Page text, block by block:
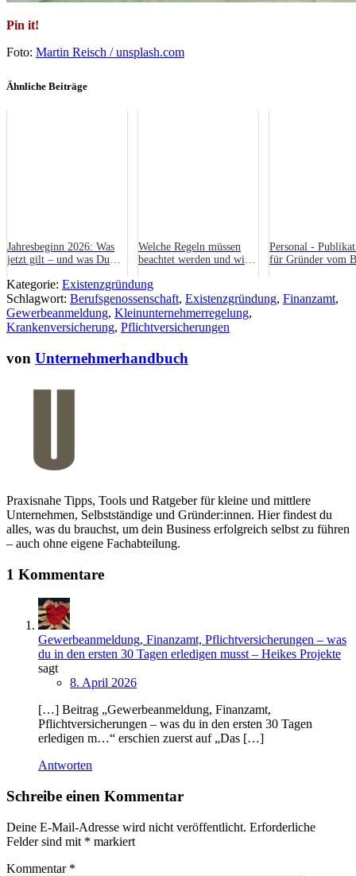
Pin it!
Foto: Martin Reisch / unsplash.com
Ähnliche Beiträge
Jahresbeginn 2026: Was
jetzt gilt – und was Du
Welche Regeln müssen
beachtet werden und wie
Restauranteröffnung zum
vollen Erfolg?
Personal -
für Gründer vom
Kategorie: Existenzgründung
Schlagwort: Berufsgenossenschaft, Existenzgründung, Finanzamt,
Gewerbeanmeldung, Kleinunternehmerregelung,
Krankenversicherung, Pflichtversicherungen
von Unternehmerhandbuch
Praxisnahe Tipps, Tools und Ratgeber für kleine und mittlere
Unternehmen, Selbstständige und Gründer:innen. Hier findest du
alles, was du brauchst, um dein Business erfolgreich selbst zu führen
– auch ohne eigene Fachabteilung.
1 Kommentare
Gewerbeanmeldung, Finanzamt, Pflichtversicherungen – was
du in den ersten 30 Tagen erledigen musst – Heikes Projekte
sagt
8. April 2026
[…] Beitrag „Gewerbeanmeldung, Finanzamt,
Pflichtversicherungen – was du in den ersten 30 Tagen
erledigen m…“ erschien zuerst auf „Das […]
Antworten
Schreibe einen Kommentar
Deine E-Mail-Adresse wird nicht veröffentlicht. Erforderliche
Felder sind mit * markiert
Kommentar *